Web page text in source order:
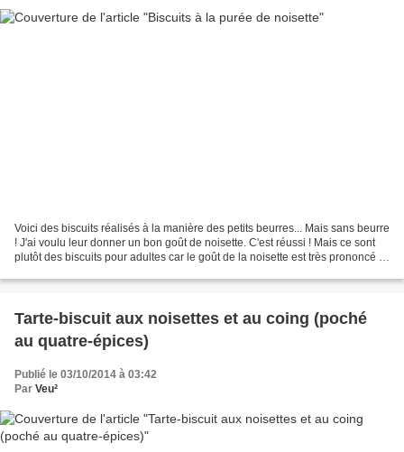
Voici des biscuits réalisés à la manière des petits beurres... Mais sans beurre
! J'ai voulu leur donner un bon goût de noisette. C'est réussi ! Mais ce sont
plutôt des biscuits pour adultes car le goût de la noisette est très prononcé et
Tarte-biscuit aux noisettes et au coing (poché
au quatre-épices)
Publié le 03/10/2014 à 03:42
Par Veu²